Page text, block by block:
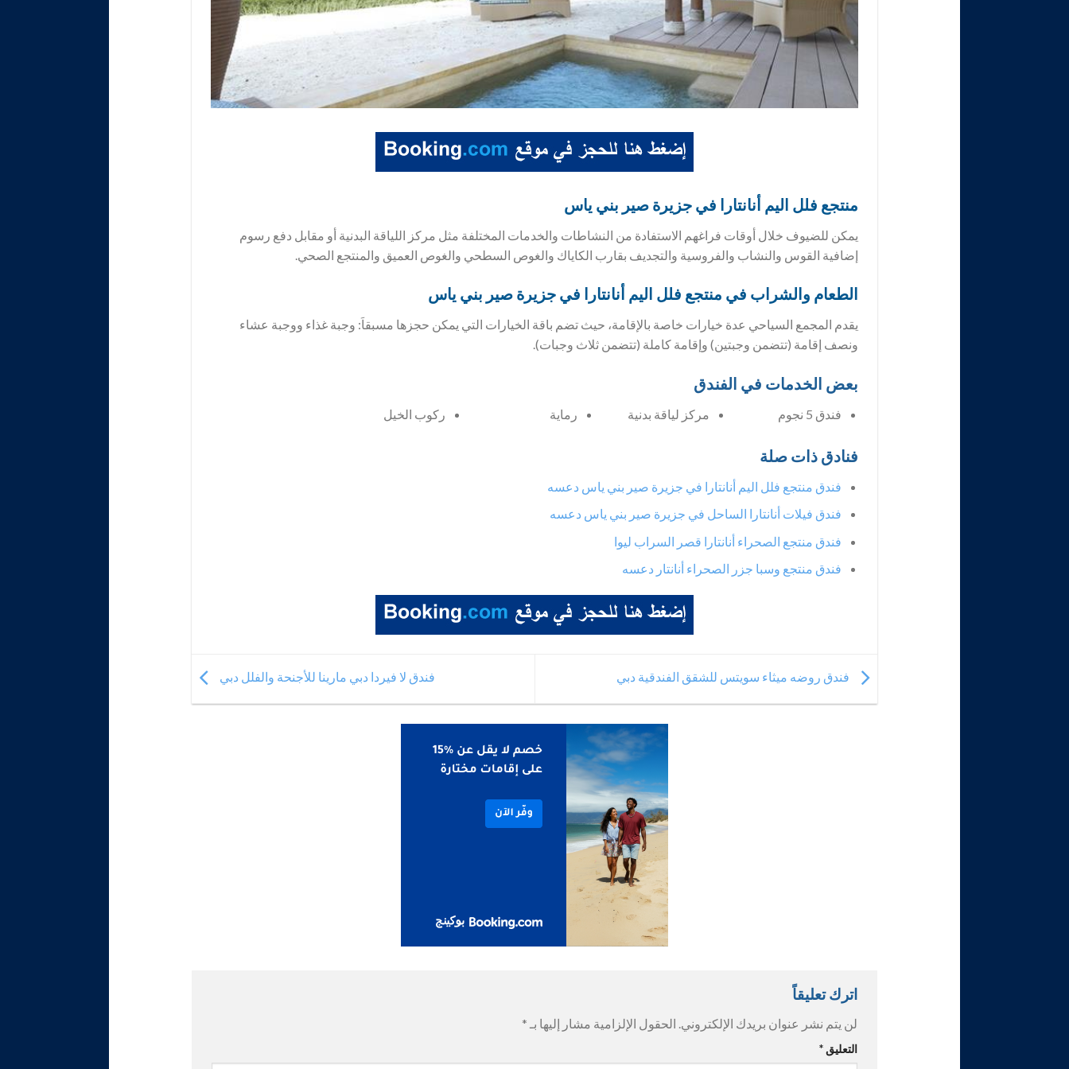
منتجع فلل اليم أنانتارا في جزيرة صير بني ياس
يمكن للضيوف خلال أوقات فراغهم الاستفادة من النشاطات والخدمات المختلفة مثل مركز اللياقة البدنية أو مقابل دفع رسوم
إضافية القوس والنشاب والفروسية والتجديف بقارب الكاياك والغوص السطحي والغوص العميق والمنتجع الصحي.
الطعام والشراب في منتجع فلل اليم أنانتارا في جزيرة صير بني ياس
يقدم المجمع السياحي عدة خيارات خاصة بالإقامة، حيث تضم باقة الخيارات التي يمكن حجزها مسبقاَ: وجبة غذاء ووجبة عشاء
ونصف إقامة (تتضمن وجبتين) وإقامة كاملة (تتضمن ثلاث وجبات).
بعض الخدمات في الفندق
فندق 5 نجوم مركز لياقة بدنية رماية ركوب الخيل
فنادق ذات صلة
فندق منتجع فلل اليم أنانتارا في جزيرة صير بني ياس دعسه
فندق فيلات أنانتارا الساحل في جزيرة صير بني ياس دعسه
فندق منتجع الصحراء أنانتارا قصر السراب ليوا
فندق منتجع وسبا جزر الصحراء أنانتار دعسه
فندق روضه ميثاء سويتس للشقق الفندقية دبي فندق لا فيردا دبي مارينا للأجنحة والفلل دبي
اترك تعليقاً
لن يتم نشر عنوان بريدك الإلكتروني. الحقول الإلزامية مشار إليها بـ *
التعليق*